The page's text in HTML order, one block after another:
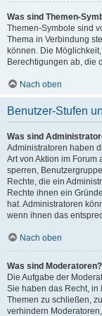
Was sind Themen-
Themen-Symbole sind
Thema in Verbindung
können. Die
Berechtigungen ab, die
Nach oben
Benutzer-Stufen
Was sind
Administratoren haben
Art von Aktion im Forum
sperren,
Rechte, die ein
Rechte ihnen ein
hat. Administratoren
wenn ihnen das
Nach oben
Was sind Moderatoren?
Die Aufgabe der
Sie haben das Recht, in
Themen zu schließen,
verhindern